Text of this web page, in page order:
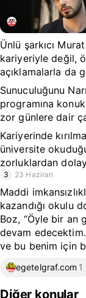
Ünlü şarkıcı
kariyeriyle değil,
açıklamalarla da
Sunuculuğunu
programına
zor günlere dair
Kariyerinde
üniversite
zorluklardan
3 23 Haziran
Maddi
kazandığı okulu
Boz, “Öyle bir an
devam
ve bu benim için
egetelgraf.com 1
Diğer konular